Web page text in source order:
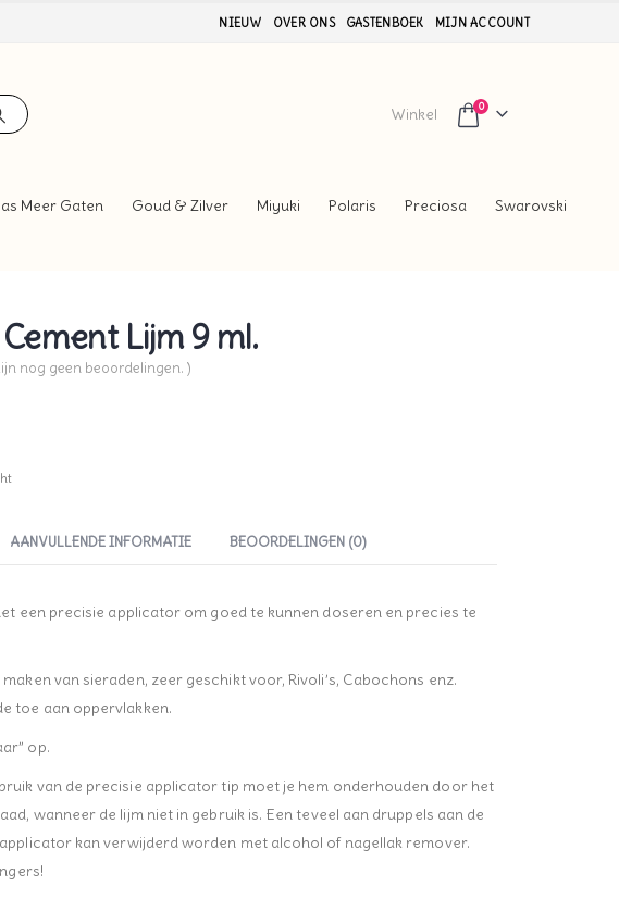
NIEUW OVER ONS GASTENBOEK MIJN ACCOUNT
Winkel 0
Meer Gaten Goud & Zilver Miyuki Polaris Preciosa Swarovski
Lijm 9 ml.
nog geen beoordelingen. )
AANVULLENDE INFORMATIE BEOORDELINGEN (0)
een precisie applicator om goed te kunnen doseren en precies te
van sieraden, zeer geschikt voor, Rivoli’s, Cabochons enz.
toe aan oppervlakken.
op.
van de precisie applicator tip moet je hem onderhouden door het
wanneer de lijm niet in gebruik is. Een teveel aan druppels aan de
kan verwijderd worden met alcohol of nagellak remover.